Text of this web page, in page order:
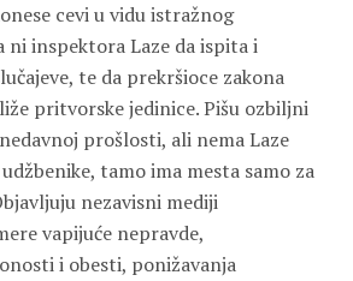
cevi u vidu istražnog
ni inspektora Laze da ispita i
te da prekršioce zakona
pritvorske jedinice. Pišu ozbiljni
prošlosti, ali nema Laze
tamo ima mesta samo za
nezavisni mediji
vapijuće nepravde,
i obesti, ponižavanja